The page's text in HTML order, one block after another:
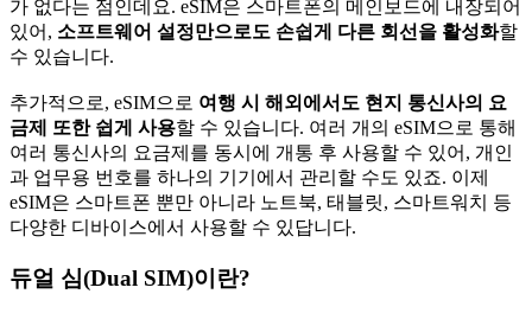
가 없다는 점인데요. eSIM은 스마트폰의 메인보드에 내장되어
있어, 소프트웨어 설정만으로도 손쉽게 다른 회선을 활성화할
수 있습니다.
추가적으로, eSIM으로 여행 시 해외에서도 현지 통신사의 요
금제 또한 쉽게 사용할 수 있습니다. 여러 개의 eSIM으로 통해
여러 통신사의 요금제를 동시에 개통 후 사용할 수 있어, 개인
과 업무용 번호를 하나의 기기에서 관리할 수도 있죠. 이제
eSIM은 스마트폰 뿐만 아니라 노트북, 태블릿, 스마트워치 등
다양한 디바이스에서 사용할 수 있답니다.
듀얼 심(Dual SIM)이란?